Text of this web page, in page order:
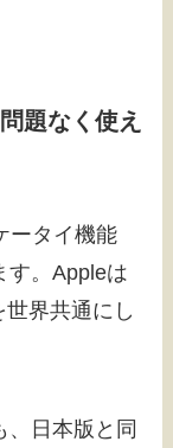
題なく使え
ータイ機能
す。Appleは
界共通にし
、日本版と同